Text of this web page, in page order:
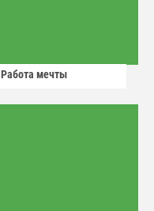
Работа мечты